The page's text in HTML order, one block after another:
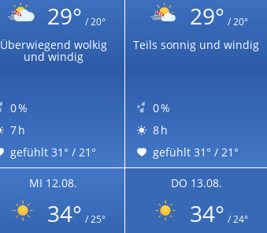
29° / 20°
Überwiegend wolkig
und windig
0 %
7 h
gefühlt 31° / 21°
29° / 20°
Teils sonnig und windig
0 %
8 h
gefühlt 31° / 21°
MI 12.08.
34° / 25°
DO 13.08.
34° / 24°
Zur Sonnenscheindauerkarte